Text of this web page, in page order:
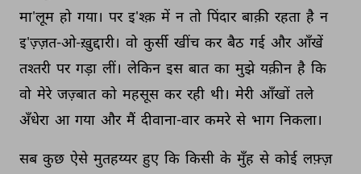
मा'लूम हो गया। पर इ'श्क़ में न तो पिंदार बाक़ी रहता है न
इ'ज़्ज़त-ओ-ख़ुद्दारी। वो कुर्सी खींच कर बैठ गई और आँखें
तश्तरी पर गड़ा लीं। लेकिन इस बात का मुझे यक़ीन है कि
वो मेरे जज़्बात को महसूस कर रही थी। मेरी आँखों तले
अँधेरा आ गया और मैं दीवाना-वार कमरे से भाग निकला।
सब कुछ ऐसे मुतहय्यर हुए कि किसी के मुँह से कोई लफ़्ज़